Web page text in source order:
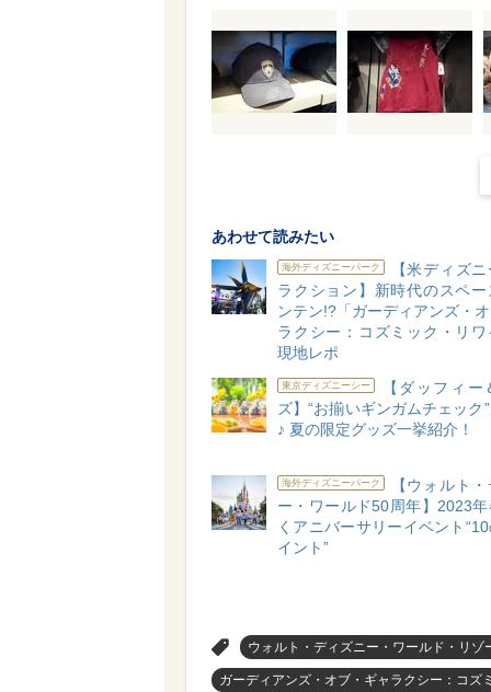
あわせて読みたい
海外ディズニーパーク
【米ディズ
ラクション】新時代のスペ
ンテン!?「ガーディアンズ・
ラクシー：コズミック・リ
現地レポ
東京ディズニーシー
【ダッフィー
ズ】“お揃いギンガムチェック
♪ 夏の限定グッズ一挙紹介！
海外ディズニーパーク
【ウォルト
ー・ワールド50周年】2023
くアニバーサリーイベント
イント”
ウォルト・ディズニー・ワールド・リゾ
ガーディアンズ・オブ・ギャラクシー：コズ